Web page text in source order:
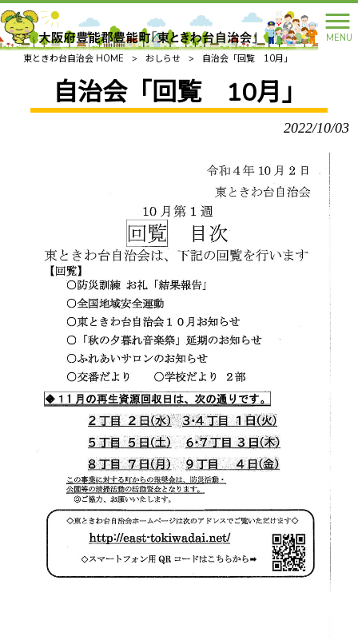
MENU
東ときわ台自治会 HOME
> おしらせ > 自治会「回覧 10月」
自治会「回覧 10月」
2022/10/03